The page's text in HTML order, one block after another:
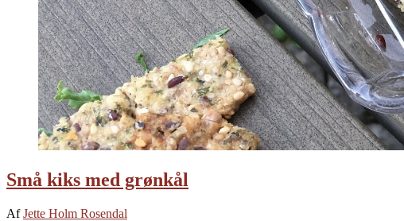
Små kiks med grønkål
AfJette Holm Rosendal